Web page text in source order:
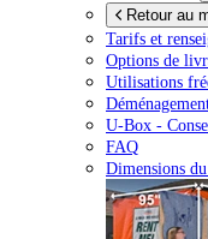
Retour au
Tarifs et
Options de
Utilisations
U-Box -
FAQ
Dimensions